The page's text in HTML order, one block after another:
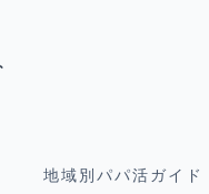
地域別パパ活ガイド